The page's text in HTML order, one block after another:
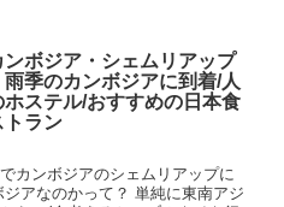
ンボジア・シェムリアップ
季のカンボジアに到着/人
ホステル/おすすめの日本食
トラン
カンボジアのシェムリアップに
アなのかって？ 単純に東南アジ